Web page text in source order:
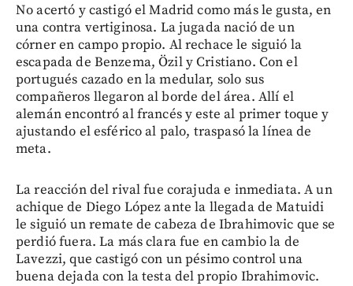
No acertó y castigó el Madrid como más le gusta, en
una contra vertiginosa. La jugada nació de un
córner en campo propio. Al rechace le siguió la
escapada de Benzema, Özil y Cristiano. Con el
portugués cazado en la medular, solo sus
compañeros llegaron al borde del área. Allí el
alemán encontró al francés y este al primer toque y
ajustando el esférico al palo, traspasó la línea de
meta.
La reacción del rival fue corajuda e inmediata. A un
achique de Diego López ante la llegada de Matuidi
le siguió un remate de cabeza de Ibrahimovic que se
perdió fuera. La más clara fue en cambio la de
Lavezzi, que castigó con un pésimo control una
buena dejada con la testa del propio Ibrahimovic.